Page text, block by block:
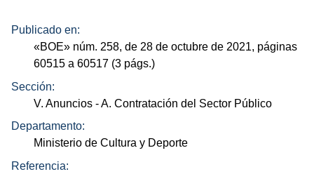
Publicado en:
«BOE» núm. 258, de 28 de octubre de 2021, páginas
60515 a 60517 (3 págs.)
Sección:
V. Anuncios - A. Contratación del Sector Público
Departamento:
Ministerio de Cultura y Deporte
Referencia: